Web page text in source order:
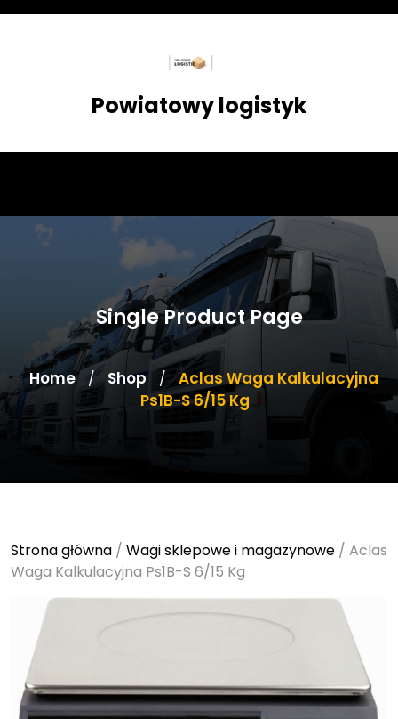
Skip
Powiatowy logistyk
Single Product Page
Home / Shop / Aclas Waga Kalkulacyjna
Ps1B-S 6/15 Kg
Strona główna / Wagi sklepowe i magazynowe / Aclas
Waga Kalkulacyjna Ps1B-S 6/15 Kg